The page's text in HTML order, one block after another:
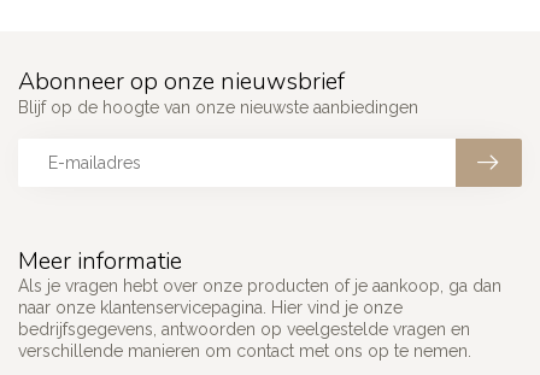
Meer informatie
Als je vragen hebt over onze producten of je aankoop, ga dan
naar onze klantenservicepagina. Hier vind je onze
bedrijfsgegevens, antwoorden op veelgestelde vragen en
verschillende manieren om contact met ons op te nemen.
Abonneer op onze nieuwsbrief
Blijf op de hoogte van onze nieuwste aanbiedingen